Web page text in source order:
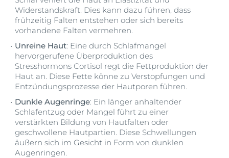
Widerstandskraft. Dies kann dazu führen, dass
frühzeitig Falten entstehen oder sich bereits
vorhandene Falten vermehren.
Unreine Haut: Eine durch Schlafmangel
hervorgerufene Überproduktion des
Stresshormons Cortisol regt die Fettproduktion der
Haut an. Diese Fette könne zu Verstopfungen und
Entzündungsprozesse der Hautporen führen.
Dunkle Augenringe: Ein länger anhaltender
Schlafentzug oder Mangel führt zu einer
verstärkten Bildung von Hautfalten oder
geschwollene Hautpartien. Diese Schwellungen
äußern sich im Gesicht in Form von dunklen
Augenringen.